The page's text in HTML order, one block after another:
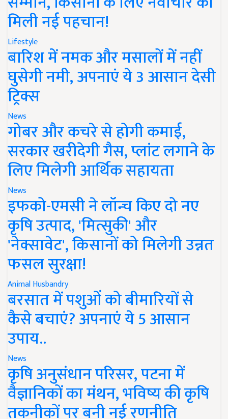
मिली नई पहचान!
Lifestyle
बारिश में नमक और मसालों में नहीं
घुसेगी नमी, अपनाएं ये 3 आसान देसी
ट्रिक्स
News
गोबर और कचरे से होगी कमाई,
सरकार खरीदेगी गैस, प्लांट लगाने के
लिए मिलेगी आर्थिक सहायता
News
इफको-एमसी ने लॉन्च किए दो नए
कृषि उत्पाद, 'मित्सुकी' और
'नेक्सावेट', किसानों को मिलेगी उन्नत
फसल सुरक्षा!
Animal Husbandry
बरसात में पशुओं को बीमारियों से
कैसे बचाएं? अपनाएं ये 5 आसान
उपाय..
News
कृषि अनुसंधान परिसर, पटना में
वैज्ञानिकों का मंथन, भविष्य की कृषि
तकनीकों पर बनी नई रणनीति